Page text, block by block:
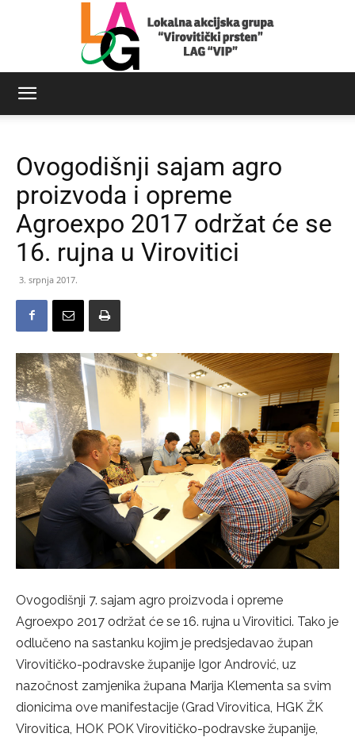
Virovitički
prsten
Ovogodišnji sajam agro
proizvoda i opreme
Agroexpo 2017 održat će se
16. rujna u Virovitici
3. srpnja 2017.
Ovogodišnji 7. sajam agro proizvoda i opreme
Agroexpo 2017 održat će se 16. rujna u Virovitici. Tako je
odlučeno na sastanku kojim je predsjedavao župan
Virovitičko-podravske županije Igor Andrović, uz
nazočnost zamjenika župana Marija Klementa sa svim
dionicima ove manifestacije (Grad Virovitica, HGK ŽK
Virovitica, HOK POK Virovitičko-podravske županije,